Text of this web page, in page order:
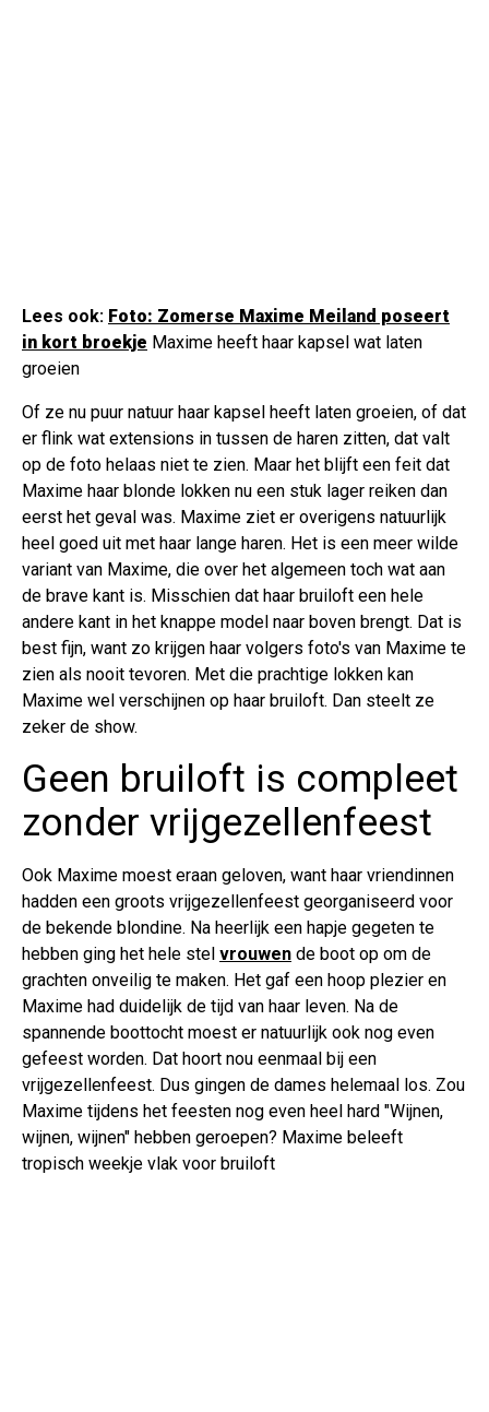
Lees ook: Foto: Zomerse Maxime Meiland poseert
in kort broekje Maxime heeft haar kapsel wat laten
groeien
Of ze nu puur natuur haar kapsel heeft laten groeien, of dat
er flink wat extensions in tussen de haren zitten, dat valt
op de foto helaas niet te zien. Maar het blijft een feit dat
Maxime haar blonde lokken nu een stuk lager reiken dan
eerst het geval was. Maxime ziet er overigens natuurlijk
heel goed uit met haar lange haren. Het is een meer wilde
variant van Maxime, die over het algemeen toch wat aan
de brave kant is. Misschien dat haar bruiloft een hele
andere kant in het knappe model naar boven brengt. Dat is
best fijn, want zo krijgen haar volgers foto's van Maxime te
zien als nooit tevoren. Met die prachtige lokken kan
Maxime wel verschijnen op haar bruiloft. Dan steelt ze
zeker de show.
Geen bruiloft is compleet
zonder vrijgezellenfeest
Ook Maxime moest eraan geloven, want haar vriendinnen
hadden een groots vrijgezellenfeest georganiseerd voor
de bekende blondine. Na heerlijk een hapje gegeten te
hebben ging het hele stel vrouwen de boot op om de
grachten onveilig te maken. Het gaf een hoop plezier en
Maxime had duidelijk de tijd van haar leven. Na de
spannende boottocht moest er natuurlijk ook nog even
gefeest worden. Dat hoort nou eenmaal bij een
vrijgezellenfeest. Dus gingen de dames helemaal los. Zou
Maxime tijdens het feesten nog even heel hard "Wijnen,
wijnen, wijnen" hebben geroepen? Maxime beleeft
tropisch weekje vlak voor bruiloft